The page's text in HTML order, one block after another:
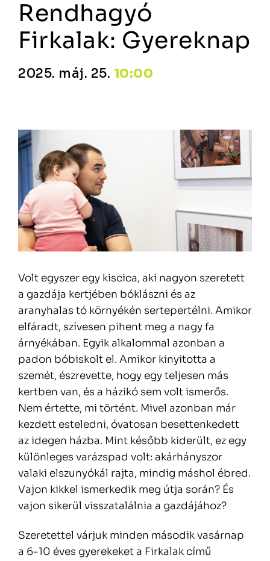
Rendhagyó
Firkalak: Gyereknap
2025. máj. 25. 10:00
Volt egyszer egy kiscica, aki nagyon szeretett
a gazdája kertjében bóklászni és az
aranyhalas tó környékén sertepertélni. Amikor
elfáradt, szívesen pihent meg a nagy fa
árnyékában. Egyik alkalommal azonban a
padon bóbiskolt el. Amikor kinyitotta a
szemét, észrevette, hogy egy teljesen más
kertben van, és a házikó sem volt ismerős.
Nem értette, mi történt. Mivel azonban már
kezdett esteledni, óvatosan besettenkedett
az idegen házba. Mint később kiderült, ez egy
különleges varázspad volt: akárhányszor
valaki elszunyókál rajta, mindig máshol ébred.
Vajon kikkel ismerkedik meg útja során? És
vajon sikerül visszatalálnia a gazdájához?
Szeretettel várjuk minden második vasárnap
a 6-10 éves gyerekeket a Firkalak című